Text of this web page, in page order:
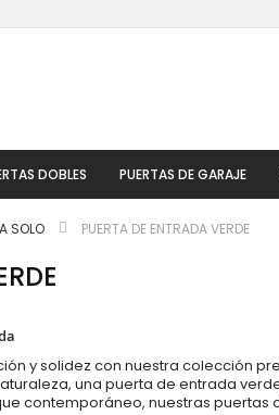
DOBLES PUERTAS DE GARAJE
SOLO PUERTA DE ENTRADA VERDE
y solidez con nuestra colección
una puerta de entrada
contemporáneo, nuestras